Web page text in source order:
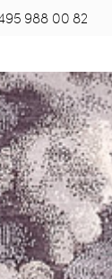
988 00 82